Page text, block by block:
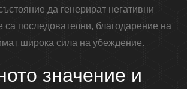
да генерират негативни
са последователни, благодарение на
широка сила на убеждение.
значение и